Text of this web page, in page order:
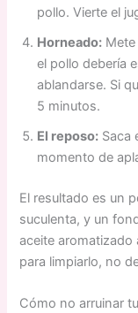
pollo. Vierte el
Horneado:
el pollo debería
ablandarse. Si
5 minutos.
El reposo: Saca
momento de
El resultado es un
suculenta, y un
aceite aromatizado
para limpiarlo, no
Cómo no arruinar